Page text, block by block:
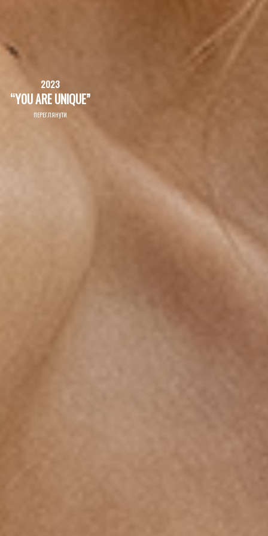
2023
“YOU ARE UNIQUE”
ПЕРЕГЛЯНУТИ